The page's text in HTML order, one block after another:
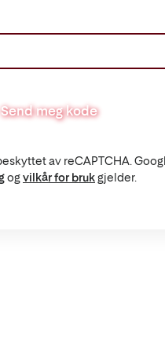
Send meg kode
av reCAPTCHA.
ogvilkår for brukgjelder.